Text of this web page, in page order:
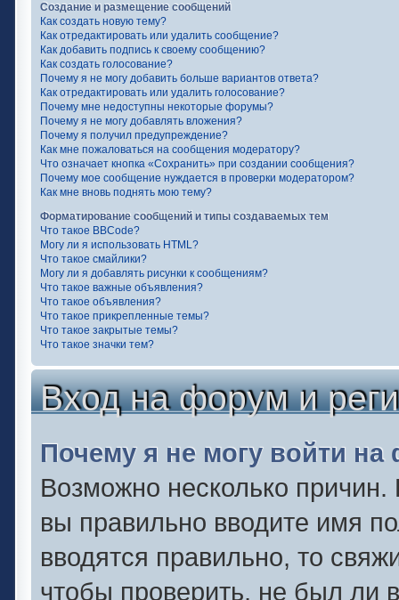
Создание и размещение сообщений
Как создать новую тему?
Как отредактировать или удалить сообщение?
Как добавить подпись к своему сообщению?
Как создать голосование?
Почему я не могу добавить больше вариантов ответа?
Как отредактировать или удалить голосование?
Почему мне недоступны некоторые форумы?
Почему я не могу добавлять вложения?
Почему я получил предупреждение?
Как мне пожаловаться на сообщения модератору?
Что означает кнопка «Сохранить» при создании сообщения?
Почему мое сообщение нуждается в проверки модератором?
Как мне вновь поднять мою тему?
Форматирование сообщений и типы создаваемых тем
Что такое BBCode?
Могу ли я использовать HTML?
Что такое смайлики?
Могу ли я добавлять рисунки к сообщениям?
Что такое важные объявления?
Что такое объявления?
Что такое прикрепленные темы?
Что такое закрытые темы?
Что такое значки тем?
Вход на форум и
Почему я не могу войти
Возможно несколько
вы правильно вводите имя
вводятся правильно, то
чтобы проверить, не был ли